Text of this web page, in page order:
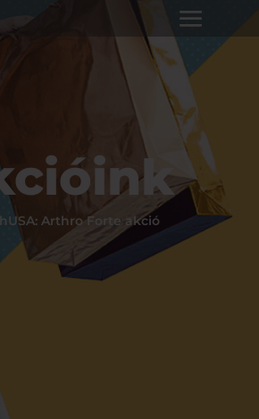
Arthro Forte akció